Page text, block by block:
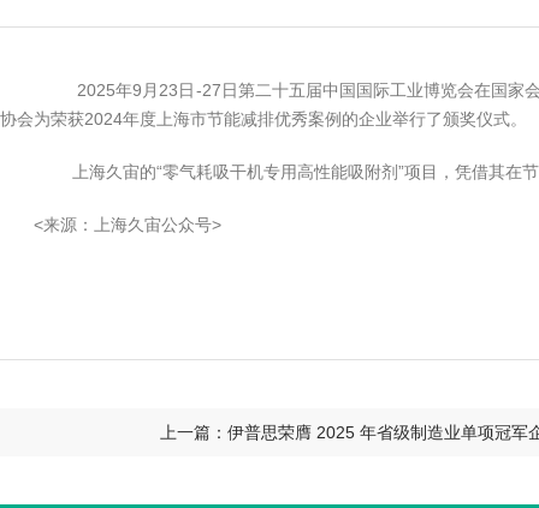
2025年9月23日-27日第二十五届中国国际工业博览会在国家会
协会为荣获2024年度上海市节能减排优秀案例的企业举行了颁奖仪式。
上海久宙的“零气耗吸干机专用高性能吸附剂”项目，凭借其在节
<来源：上海久宙公众号>
上一篇：伊普思荣膺 2025 年省级制造业单项冠军